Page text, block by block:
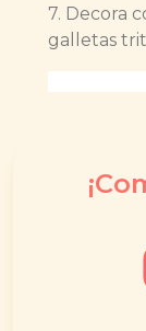
7. Decora
galletas